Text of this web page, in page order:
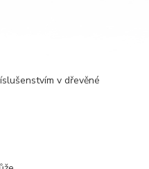
v dřevěné